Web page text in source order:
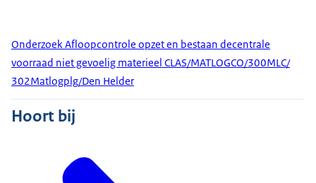
Onderzoek Afloopcontrole opzet en bestaan decentrale
voorraad niet gevoelig materieel CLAS/MATLOGCO/300MLC/
302Matlogplg/Den Helder
Hoort bij